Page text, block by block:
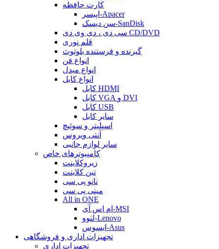
کارت حافظه
اپیسر-Apacer
سن دیسک-SanDisk
سی دی ، دی وی دی CD/DVD
قلم نوری
گیرنده و فرستنده بلوتوث
انواع فن
انواع مبدل
انواع کابل
کابل HDMI
کابل VGA و DVI
کابل USB
سایر کابل
اسپلیتر و سوئیچ
آنتی ویروس
سایر لوازم جانبی
کامپیوترهای خاص
زیروکلاینت
تین کلاینت
نانو پی سی
مینی پی سی
All in ONE
ام اس آی-MSI
لنوو-Lenovo
ایسوس-Asus
تجهیزات اداری و فروشگاهی
تجهیزات اداری